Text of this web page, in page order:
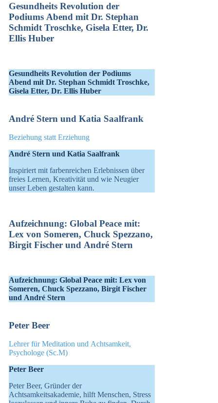
Gesundheits Revolution der
Podiums Abend mit Dr. Stephan
Schmidt Troschke, Gisela Etter, Dr.
Ellis Huber
Gesundheits Revolution der Podiums
Abend mit Dr. Stephan Schmidt Troschke,
Gisela Etter, Dr. Ellis Huber
André Stern und Katia Saalfrank
Beziehung statt Erziehung
André Stern und Katia Saalfrank
Inspiriert mit farbenreichen Erlebnissen über
freies Lernen, Kreativität und wie Neugier
unser Leben gestalten kann.
Aufzeichnung: Global Peace mit:
Lex von Someren, Chuck Spezzano,
Birgit Fischer und André Stern
Aufzeichnung: Global Peace mit: Lex von
Someren, Chuck Spezzano, Birgit Fischer
und André Stern
Peter Beer
Lehrer für Meditation und Achtsamkeit,
Psychologe (Sc.M)
Peter Beer
Peter Beer, Gründer der
Achtsamkeitsakademie, hilft Menschen, Stress